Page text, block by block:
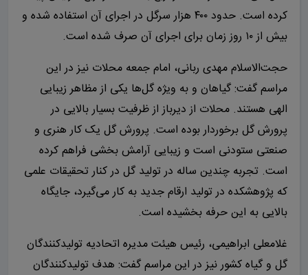
کرده است. حدود ۴۰۰ هزار سرگل در اجرای آن استفاده شده و
بیش از ۱۰ روز زمان برای اجرای آن صرف شده است.
حجت‌الاسلام مهدی ربانی، امام جمعه محلات نیز در این
مراسم گفت: گیاهان و به ویژه گل‌ها یکی از مظاهر زیبایی
الهی هستند. محلات از دیرباز از ظرفیت بسیار بالایی در
پرورش گل برخوردار بوده است. پرورش گل یک کار هنری و
صنعتی ستودنی است و زیبایی آرامش بخشی فراهم کرده
است. تجربه چندین ساله در تولید گل در کنار تحقیقات علمی
که پژوهشکده در تولید ارقام جدید به کار می‌گیرد، جایگاه
بالایی به این حرفه بخشیده است.
غلامعلی ابراهیمی، رئیس هیئت مدیره اتحادیه تولیدکنندگان
گل و گیاه کشور نیز در این مراسم گفت: هدف تولیدکنندگان